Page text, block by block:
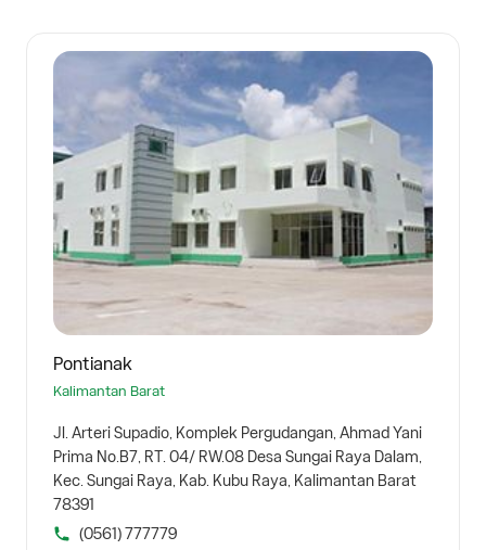
Pontianak
Kalimantan Barat
Jl. Arteri Supadio, Komplek Pergudangan, Ahmad Yani
Prima No.B7, RT. 04/ RW.08 Desa Sungai Raya Dalam,
Kec. Sungai Raya, Kab. Kubu Raya, Kalimantan Barat
78391
(0561) 777779